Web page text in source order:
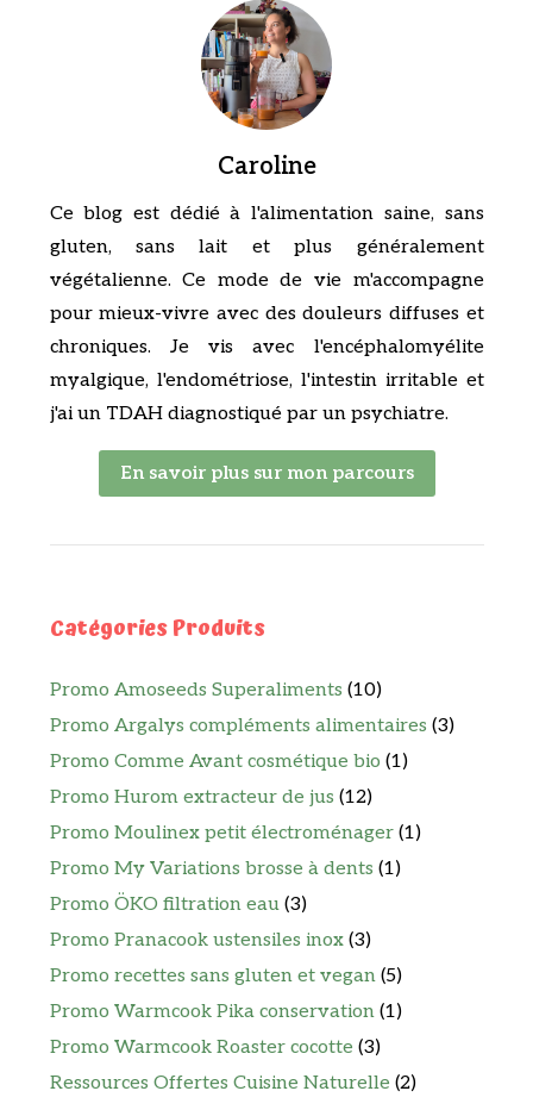
Caroline
Ce blog est dédié à l'alimentation saine, sans
gluten, sans lait et plus généralement
végétalienne. Ce mode de vie m'accompagne
pour mieux-vivre avec des douleurs diffuses et
chroniques. Je vis avec l'encéphalomyélite
myalgique, l'endométriose, l'intestin irritable et
j'ai un TDAH diagnostiqué par un psychiatre.
En savoir plus sur mon parcours
Catégories Produits
Promo Amoseeds Superaliments (10)
Promo Argalys compléments alimentaires (3)
Promo Comme Avant cosmétique bio (1)
Promo Hurom extracteur de jus (12)
Promo Moulinex petit électroménager (1)
Promo My Variations brosse à dents (1)
Promo ÖKO filtration eau (3)
Promo Pranacook ustensiles inox (3)
Promo recettes sans gluten et vegan (5)
Promo Warmcook Pika conservation (1)
Promo Warmcook Roaster cocotte (3)
Ressources Offertes Cuisine Naturelle (2)